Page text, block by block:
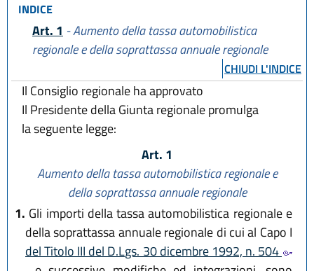
INDICE
Art. 1 - Aumento della tassa automobilistica
regionale e della soprattassa annuale regionale
CHIUDI L'INDICE
Il Consiglio regionale ha approvato
Il Presidente della Giunta regionale promulga
la seguente legge:
Art. 1
Aumento della tassa automobilistica regionalee
della soprattassa annuale regionale
1. Gli importi della tassa automobilistica regionale e
della soprattassa annuale regionale di cui al Capo I
del Titolo III del D.Lgs. 30 dicembre 1992, n. 504